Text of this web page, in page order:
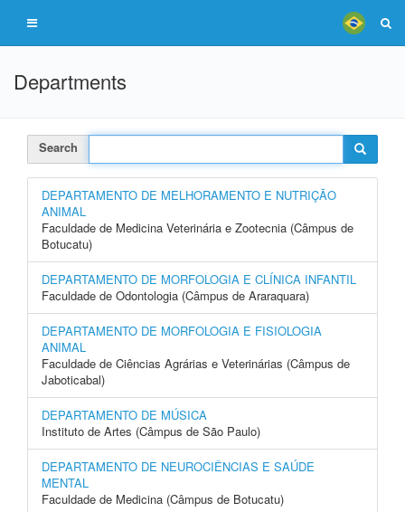
Departments
Search
DEPARTAMENTO DE MELHORAMENTO E NUTRIÇÃO
ANIMAL
Faculdade de Medicina Veterinária e Zootecnia (Câmpus de
Botucatu)
DEPARTAMENTO DE MORFOLOGIA E CLÍNICA INFANTIL
Faculdade de Odontologia (Câmpus de Araraquara)
DEPARTAMENTO DE MORFOLOGIA E FISIOLOGIA
ANIMAL
Faculdade de Ciências Agrárias e Veterinárias (Câmpus de
Jaboticabal)
DEPARTAMENTO DE MÚSICA
Instituto de Artes (Câmpus de São Paulo)
DEPARTAMENTO DE NEUROCIÊNCIAS E SAÚDE
MENTAL
Faculdade de Medicina (Câmpus de Botucatu)